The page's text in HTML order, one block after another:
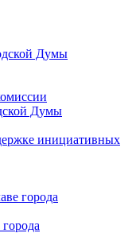
Думы
Думы
инициативных
города